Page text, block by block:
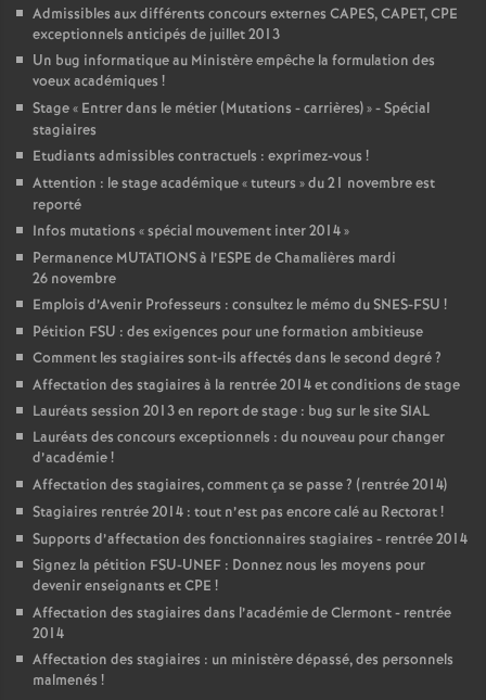
Admissibles aux différents concours externes CAPES, CAPET, CPE
exceptionnels anticipés de juillet 2013
Un bug informatique au Ministère empêche la formulation des
voeux académiques !
Stage « Entrer dans le métier (Mutations - carrières)» - Spécial
stagiaires
Etudiants admissibles contractuels : exprimez-vous !
Attention : le stage académique «tuteurs » du 21 novembre est
reporté
Infos mutations «spécial mouvement inter 2014»
Permanence MUTATIONS à l’ESPE de Chamalières mardi
26 novembre
Emplois d’Avenir Professeurs : consultez le mémo du SNES-FSU !
Pétition FSU : des exigences pour une formation ambitieuse
Comment les stagiaires sont-ils affectés dans le second degré?
Affectation des stagiaires à la rentrée 2014 et conditions de stage
Lauréats session 2013 en report de stage : bug sur le site SIAL
Lauréats des concours exceptionnels : du nouveau pour changer
d’académie!
Affectation des stagiaires, comment ça se passe? (rentrée 2014)
Stagiaires rentrée 2014 : tout n’est pas encore calé au Rectorat!
Supports d’affectation des fonctionnaires stagiaires - rentrée 2014
Signez la pétition FSU-UNEF : Donnez nous les moyens pour
devenir enseignants et CPE !
Affectation des stagiaires dans l’académie de Clermont - rentrée
2014
Affectation des stagiaires : un ministère dépassé, des personnels
malmenés !